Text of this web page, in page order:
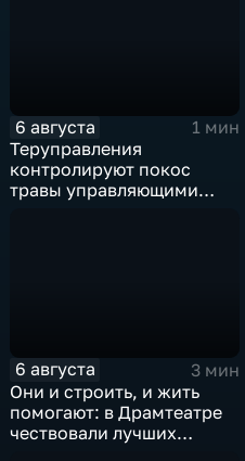
6 августа
1 мин
Теруправления
контролируют покос
травы управляющими
6 августа
3 мин
Они и строить, и жить
помогают: в Драмтеатре
чествовали лучших